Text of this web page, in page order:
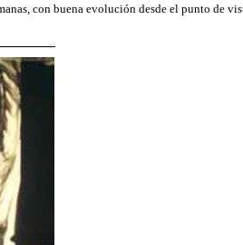
con buena evolución desde el punto de